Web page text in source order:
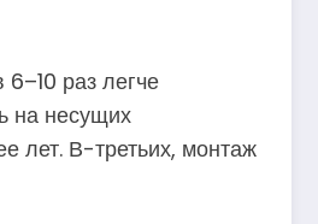
раз легче
на несущих
лет. В-третьих, монтаж